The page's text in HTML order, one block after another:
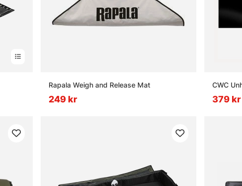
Rapala Weigh and Release Mat
249 kr
CWC
379 kr